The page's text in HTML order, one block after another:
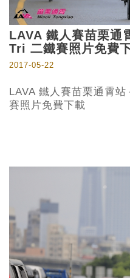
LAVA 鐵人賽苗栗通
Tri 二鐵賽照片免費
2017-05-22
LAVA 鐵人賽苗栗通霄
賽照片免費下載